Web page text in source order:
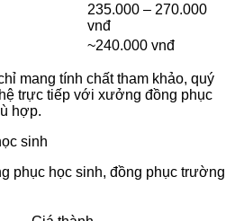
235.000 – 270.000
vnđ
~240.000 vnđ
mang tính chất tham khảo, quý
trực tiếp với xưởng đồng phục
hợp.
sinh
phục học sinh, đồng phục trường